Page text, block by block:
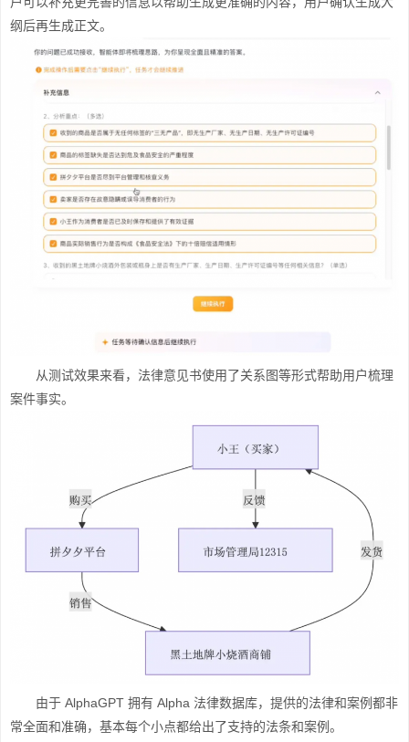
纲后再生成正文。
从测试效果来看，法律意见书使用了关系图等形式帮助用户梳理
案件事实。
由于 AlphaGPT 拥有 Alpha 法律数据库，提供的法律和案例都非
常全面和准确，基本每个小点都给出了支持的法条和案例。